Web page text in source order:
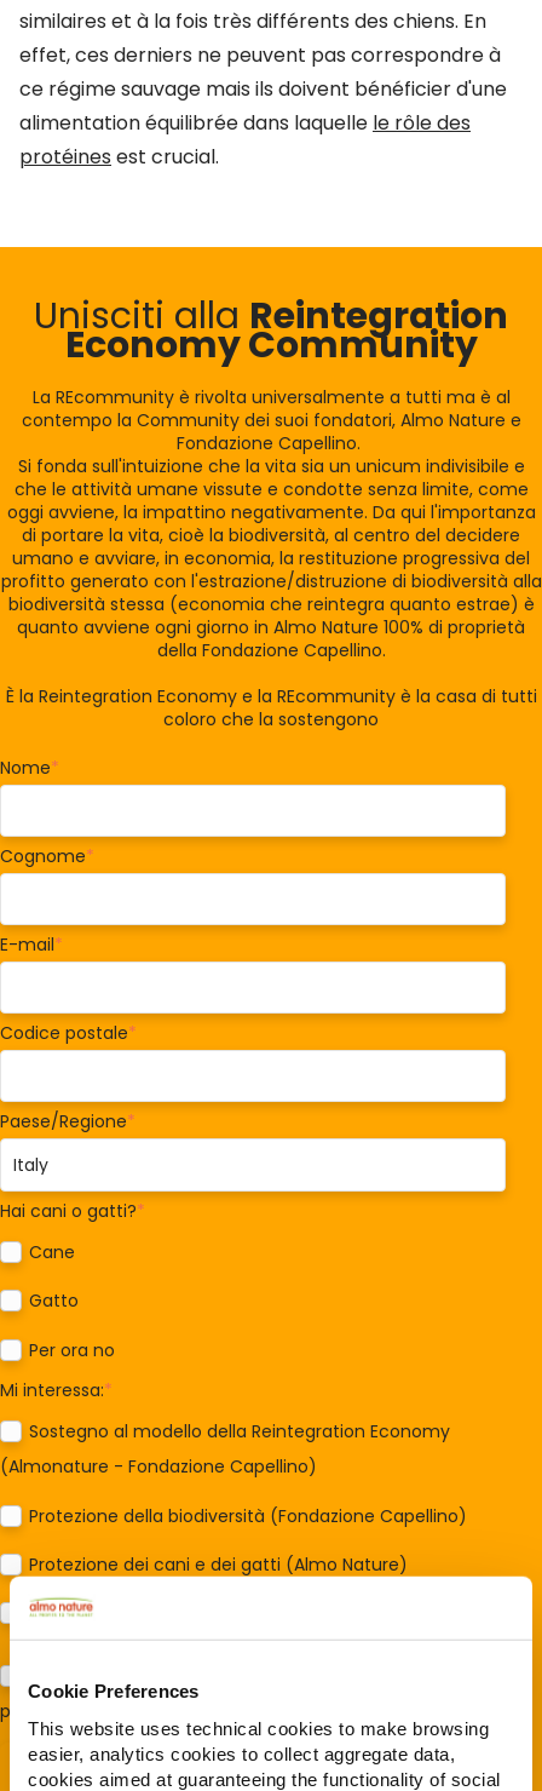
Cookie Preferences
This website uses technical cookies to make browsing
easier, analytics cookies to collect aggregate data,
cookies aimed at guaranteeing the functionality of social
similaires et à la fois très différents des chiens. En
effet, ces derniers ne peuvent pas correspondre à
ce régime sauvage mais ils doivent bénéficier d'une
alimentation équilibrée dans laquelle le rôle des
protéines est crucial.
Unisciti alla Reintegration
Economy Community
La REcommunity è rivolta universalmente a tutti ma è al
contempo la Community dei suoi fondatori, Almo Nature e
Fondazione Capellino.
Si fonda sull'intuizione che la vita sia un unicum indivisibile e
che le attività umane vissute e condotte senza limite, come
oggi avviene, la impattino negativamente. Da qui l'importanza
di portare la vita, cioè la biodiversità, al centro del decidere
umano e avviare, in economia, la restituzione progressiva del
profitto generato con l'estrazione/distruzione di biodiversità alla
biodiversità stessa (economia che reintegra quanto estrae) è
quanto avviene ogni giorno in Almo Nature 100% di proprietà
della Fondazione Capellino.
È la Reintegration Economy e la REcommunity è la casa di tutti
coloro che la sostengono
Nome*
Cognome*
E-mail*
Codice postale*
Paese/Regione*
Hai cani o gatti?*
Cane
Gatto
Per ora no
Mi interessa:*
Sostegno al modello della Reintegration Economy
(Almonature - Fondazione Capellino)
Protezione della biodiversità (Fondazione Capellino)
Protezione dei cani e dei gatti (Almo Nature)
Prodotti (Almo Nature)
preso visione della